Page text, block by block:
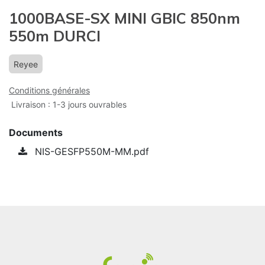
1000BASE-SX MINI GBIC 850nm
550m DURCI
Reyee
Conditions générales
Livraison : 1-3 jours ouvrables
Documents
NIS-GESFP550M-MM.pdf